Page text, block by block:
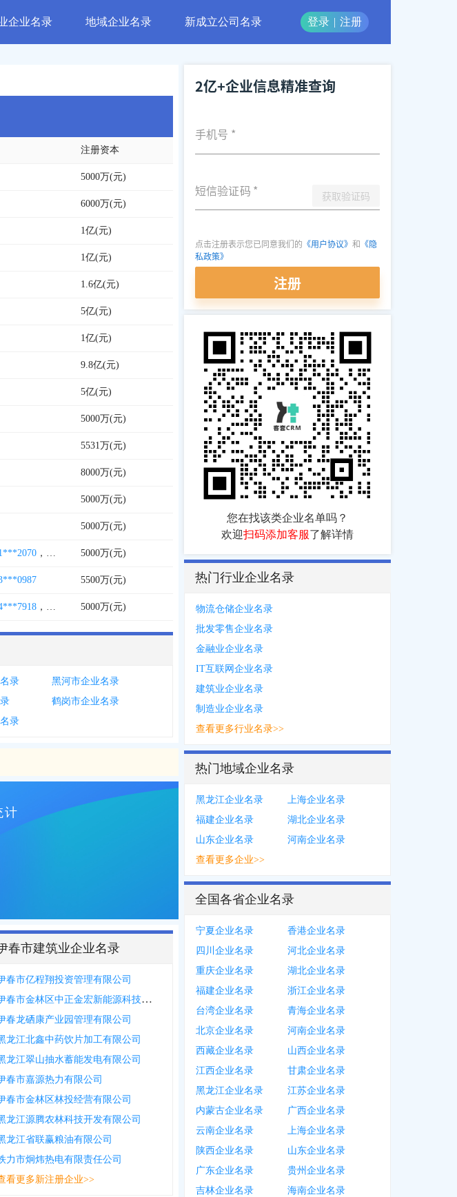
企业名录 地域企业名录 新成立公司名录 登录 | 注册
注册资本
5000万(元)
6000万(元)
1亿(元)
1亿(元)
1.6亿(元)
5亿(元)
1亿(元)
9.8亿(元)
5亿(元)
5000万(元)
5531万(元)
8000万(元)
5000万(元)
5000万(元)
， 0458***18075000万(元)
5500万(元)
， 1855***85605000万(元)
录
黑河市企业名录
鹤岗市企业名录
录
计
春市建筑业企业名录
春市亿程翔投资管理有限公司
伊春市金林区中正金宏新能源科技有限公司
春龙硒康产业园管理有限公司
龙江北鑫中药饮片加工有限公司
龙江翠山抽水蓄能发电有限公司
春市嘉源热力有限公司
春市金林区林投经营有限公司
龙江源腾农林科技开发有限公司
龙江省联赢粮油有限公司
力市炯炜热电有限责任公司
看更多新注册企业>>
2亿+企业信息精准查询
手机号 *
短信验证码 * 获取验证码
点击注册表示您已同意我们的 《用户协议》 和 《隐
私政策》
注册
您在找该类企业名单吗？
欢迎扫码添加客服了解详情
热门行业企业名录
物流仓储企业名录
批发零售企业名录
金融业企业名录
IT互联网企业名录
建筑业企业名录
制造业企业名录
查看更多行业名录>>
热门地域企业名录
黑龙江企业名录
上海企业名录
福建企业名录
湖北企业名录
山东企业名录
河南企业名录
查看更多企业>>
全国各省企业名录
宁夏企业名录
香港企业名录
四川企业名录
河北企业名录
重庆企业名录
湖北企业名录
福建企业名录
浙江企业名录
台湾企业名录
青海企业名录
北京企业名录
河南企业名录
西藏企业名录
山西企业名录
江西企业名录
甘肃企业名录
黑龙江企业名录
江苏企业名录
内蒙古企业名录
广西企业名录
云南企业名录
上海企业名录
陕西企业名录
山东企业名录
广东企业名录
贵州企业名录
吉林企业名录
海南企业名录